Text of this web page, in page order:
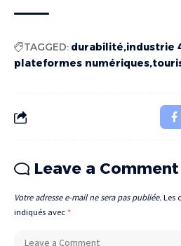
TAGGED: durabilité industrie
plateformes numériques
Leave a Comment
Votre adresse e-mail ne sera pas publiée. Les
indiqués avec *